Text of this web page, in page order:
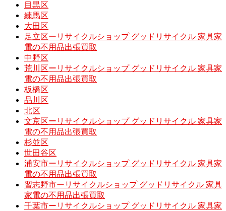
目黒区
練馬区
大田区
足立区ーリサイクルショップ グッドリサイクル 家具家
電の不用品出張買取
中野区
荒川区ーリサイクルショップ グッドリサイクル 家具家
電の不用品出張買取
板橋区
品川区
北区
文京区ーリサイクルショップ グッドリサイクル 家具家
電の不用品出張買取
杉並区
世田谷区
浦安市ーリサイクルショップ グッドリサイクル 家具家
電の不用品出張買取
習志野市ーリサイクルショップ グッドリサイクル 家具
家電の不用品出張買取
千葉市ーリサイクルショップ グッドリサイクル 家具家